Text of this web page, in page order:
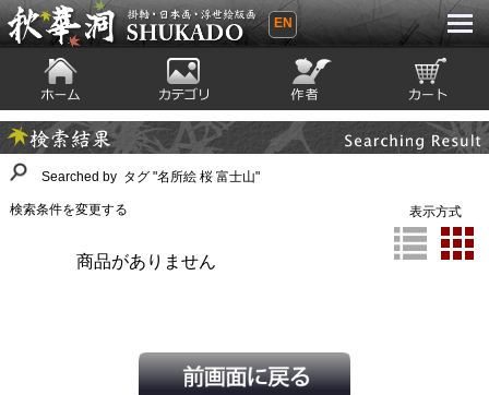
秋華洞 SHUKADO 掛軸・日本画・浮世
EN
ホーム カテゴリ 絵師 カート
検索結果
Searched by タグ "名所絵 桜 富士山"
検索条件を変更する 表示方式
商品がありません